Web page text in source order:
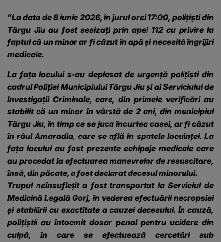
e ciudă că..."
”La data de 8 iunie 2026, în jurul orei 17:00, polițiști din
Târgu Jiu au fost sesizați prin apel 112 cu privire la
faptul că un minor ar fi căzut în apă și necesită îngrijiri
medicale.
La fața locului s-au deplasat de urgență polițiști din
cadrul Poliției Municipiului Târgu Jiu și ai Serviciului de
Investigații Criminale, care, din primele verificări au
stabilit că un minor în vârstă de 2 ani, din municipiul
Târgu Jiu, în timp ce se juca încurtea casei, ar fi căzut
în râul Amaradia, care se află în spatele locuinței. La
fața locului au fost prezente echipaje medicale care
au procedat la efectuarea manevrelor de resuscitare,
însă, din păcate, a fost declarat decesul minorului.
Trupul neînsuflețit a fost transportat la Serviciul de
Medicină Legală Gorj, în vederea efectuării necropsiei
și stabilirii cu exactitate a cauzei decesului. În cauză,
polițiștii au întocmit dosar penal pentru ucidere din
culpă, în care se efectuează cercetări sub